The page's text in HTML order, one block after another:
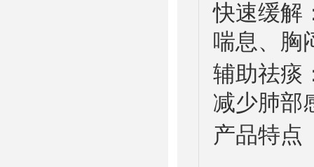
快速缓解
喘息、胸
辅助祛痰
减少肺部
产品特点